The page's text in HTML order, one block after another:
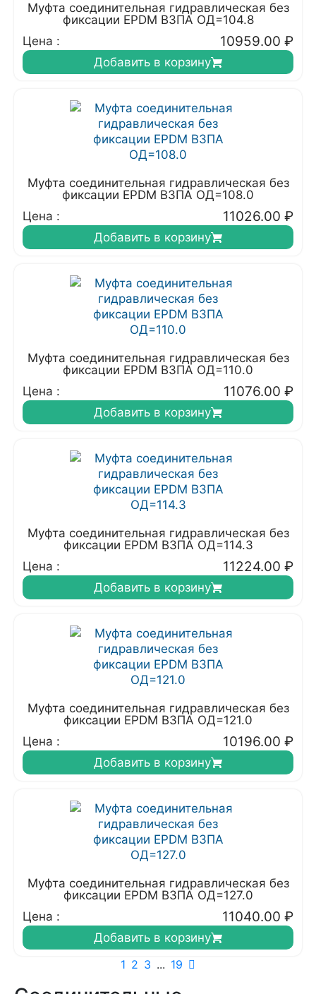
Муфта соединительная гидравлическая без
фиксации EPDM ВЗПА ОД=104.8
Цена :
10959.00 ₽
Добавить в корзину
Муфта соединительная гидравлическая без
фиксации EPDM ВЗПА ОД=108.0
Цена :
11026.00 ₽
Добавить в корзину
Муфта соединительная гидравлическая без
фиксации EPDM ВЗПА ОД=110.0
Цена :
11076.00 ₽
Добавить в корзину
Муфта соединительная гидравлическая без
фиксации EPDM ВЗПА ОД=114.3
Цена :
11224.00 ₽
Добавить в корзину
Муфта соединительная гидравлическая без
фиксации EPDM ВЗПА ОД=121.0
Цена :
10196.00 ₽
Добавить в корзину
Муфта соединительная гидравлическая без
фиксации EPDM ВЗПА ОД=127.0
Цена :
11040.00 ₽
Добавить в корзину
1 2 3 ... 19